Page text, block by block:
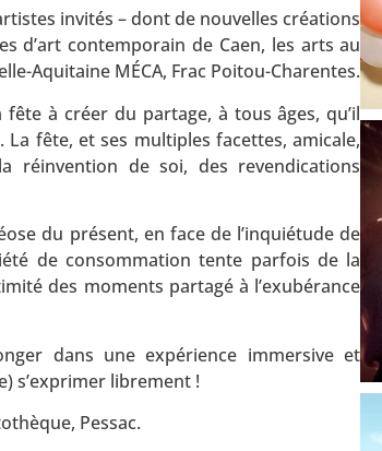
invités – dont de nouvelles créations
d’art contemporain de Caen, les arts au
Aquitaine MÉCA, Frac Poitou-Charentes.
à créer du partage, à tous âges, qu’il
La fête, et ses multiples facettes, amicale,
réinvention de soi, des revendications
du présent, en face de l’inquiétude de
de consommation tente parfois de la
des moments partagé à l’exubérance
dans une expérience immersive et
s’exprimer librement !
Pessac.